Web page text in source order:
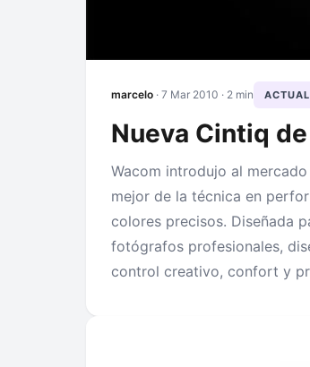
marcelo · 7 Mar 2010 · 2 min
Nueva Cintiq
Wacom introdujo al
mejor de la técnica en
colores precisos. Diseñada
fotógrafos profesionales,
control creativo, confort y